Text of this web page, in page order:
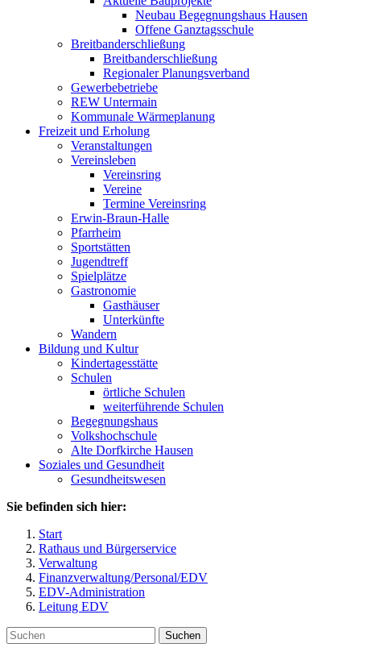
Neubau Begegnungshaus Hausen
Offene Ganztagsschule
Breitbanderschließung
Breitbanderschließung
Regionaler Planungsverband
Gewerbebetriebe
REW Untermain
Kommunale Wärmeplanung
Freizeit und Erholung
Veranstaltungen
Vereinsleben
Vereinsring
Vereine
Termine Vereinsring
Erwin-Braun-Halle
Pfarrheim
Sportstätten
Jugendtreff
Spielplätze
Gastronomie
Gasthäuser
Unterkünfte
Wandern
Bildung und Kultur
Kindertagesstätte
Schulen
örtliche Schulen
weiterführende Schulen
Begegnungshaus
Volkshochschule
Alte Dorfkirche Hausen
Soziales und Gesundheit
Gesundheitswesen
Sie befinden sich hier:
Start
Rathaus und Bürgerservice
Verwaltung
Finanzverwaltung/Personal/EDV
EDV-Administration
Leitung EDV
Suchen